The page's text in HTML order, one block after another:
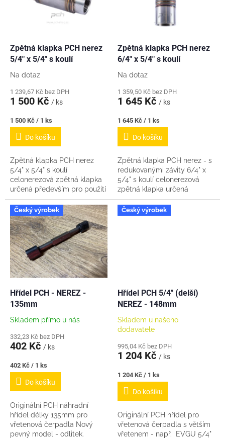
Zpětná klapka PCH nerez
5/4" x 5/4" s koulí
Na dotaz
1 239,67 Kč bez DPH
1 500 Kč / ks
Měrná
cena:
1 500 Kč / 1 ks
Do košíku
Zpětná klapka PCH nerez
5/4" x 5/4" s koulí
celonerezová zpětná klapka
určená především pro použití
s celonerezovými čerpadly
řady INOX koule je vyrobena
ze speciální...
Zpětná klapka PCH nerez
6/4" x 5/4" s koulí
Na dotaz
1 359,50 Kč bez DPH
1 645 Kč / ks
Měrná
cena:
1 645 Kč / 1 ks
Do košíku
Zpětná klapka PCH nerez - s
redukovanými závity 6/4" x
5/4" s koulí celonerezová
zpětná klapka určená
především pro použití
s celonerezovými čerpadly
řady INOX...
Český výrobek
Hřídel PCH - NEREZ -
135mm
Skladem přímo u nás
332,23 Kč bez DPH
402 Kč / ks
Měrná
cena:
402 Kč / 1 ks
Do košíku
Originální PCH náhradní
hřídel délky 135mm pro
vřetenová čerpadla Nový
pevný model - odlitek.
Český výrobek
Hřídel PCH 5/4" (delší)
NEREZ - 148mm
Skladem u našeho
dodavatele
995,04 Kč bez DPH
1 204 Kč / ks
Měrná
cena:
1 204 Kč / 1 ks
Do košíku
Originální PCH hřídel pro
vřetenová čerpadla s větším
vřetenem - např. EVGU 5/4"